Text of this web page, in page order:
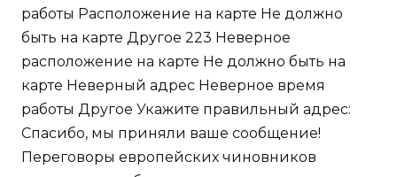
работы Расположение на карте Не должно
быть на карте Другое 223 Неверное
расположение на карте Не должно быть на
карте Неверный адрес Неверное время
работы Другое Укажите правильный адрес:
Спасибо, мы приняли ваше сообщение!
Переговоры европейских чиновников